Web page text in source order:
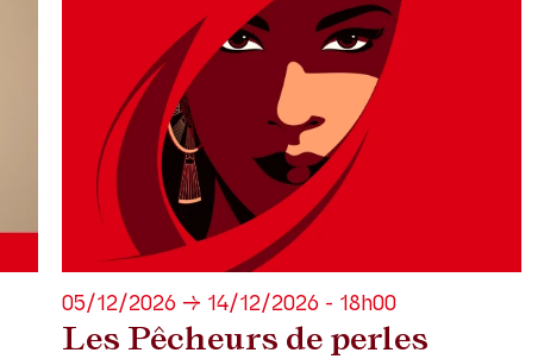
Les Pêcheurs de perles
05/12/2026 → 14/12/2026 - 18h00